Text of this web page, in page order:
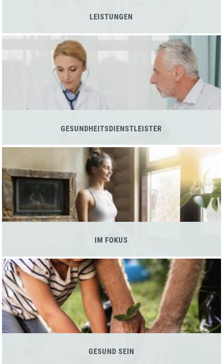
LEISTUNGEN
GESUNDHEITSDIENSTLEISTER
IM FOKUS
GESUND SEIN